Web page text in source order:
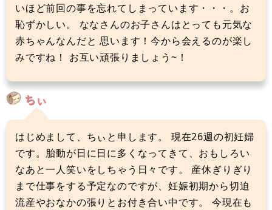
いほど前回の事を忘れてしまっています・・・。お
恥ずかしい。 ななさんのお子さんはとっても元気な
赤ちゃんなんだと 思います！今から会えるのが楽し
みですね！ お互い頑張りましょう~！
ちぃ
はじめまして、ちぃと申します。 現在26週の初妊婦
です。胎動が日に日に多くなってきて、おもしろい
なあと一人笑いをしちゃう日々です。 産休ぎりぎり
まで仕事をする予定なのですが、妊娠初期から切迫
流産やおなかの張りとお付き合い中です。 今現在も